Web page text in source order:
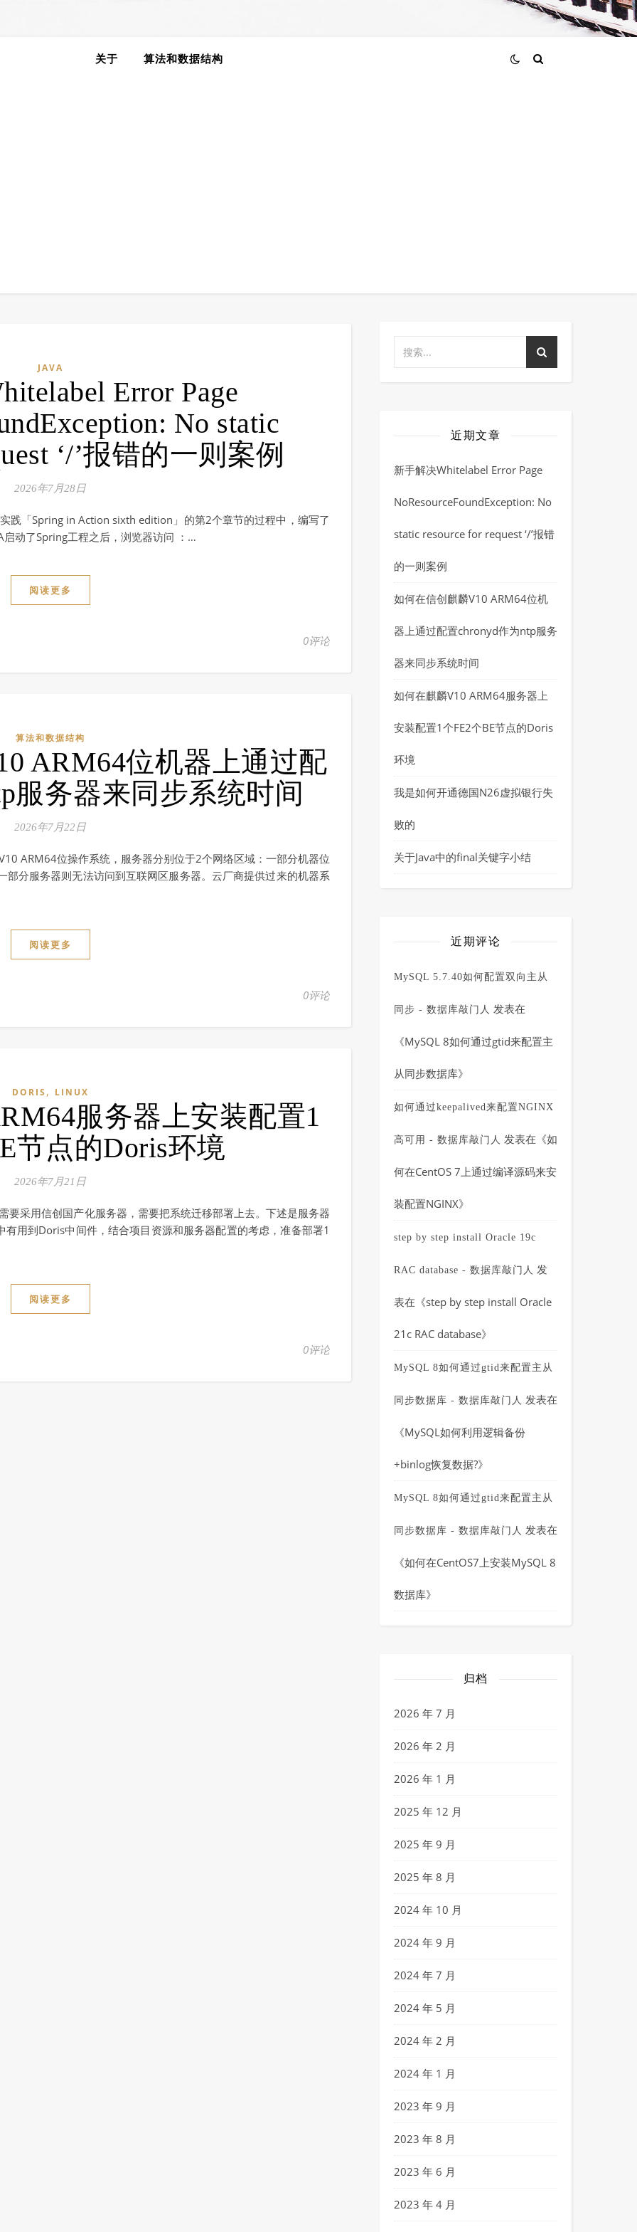
关于 算法和数据结构
JAVA
Error Page
No static
‘/’报错的一则案例
2026年7月28日
践「Spring in Action sixth edition」的第2个章节的过程中，编写了
动了Spring工程之后，浏览器访问 ：…
阅读更多
0评论
算法和数据结构
ARM64位机器上通过配
服务器来同步系统时间
2026年7月22日
ARM64位操作系统，服务器分别位于2个网络区域：一部分机器位
部分服务器则无法访问到互联网区服务器。云厂商提供过来的机器系
阅读更多
0评论
DORIS , LINUX
服务器上安装配置1
节点的Doris环境
2026年7月21日
要采用信创国产化服务器，需要把系统迁移部署上去。下述是服务器
用到Doris中间件，结合项目资源和服务器配置的考虑，准备部署1
阅读更多
0评论
近期文章
新手解决Whitelabel Error Page
NoResourceFoundException: No
static resource for request ‘/’报错
的一则案例
如何在信创麒麟V10 ARM64位机
器上通过配置chronyd作为ntp服务
器来同步系统时间
如何在麒麟V10 ARM64服务器上
安装配置1个FE2个BE节点的Doris
环境
我是如何开通德国N26虚拟银行失
败的
关于Java中的final关键字小结
近期评论
MySQL 5.7.40如何配置双向主从
同步 - 数据库敲门人 发表在
《MySQL 8如何通过gtid来配置主
从同步数据库》
如何通过keepalived来配置NGINX
高可用 - 数据库敲门人 发表在《如
何在CentOS 7上通过编译源码来安
装配置NGINX》
step by step install Oracle 19c
RAC database - 数据库敲门人 发
表在《step by step install Oracle
21c RAC database》
MySQL 8如何通过gtid来配置主从
同步数据库 - 数据库敲门人 发表在
《MySQL如何利用逻辑备份
+binlog恢复数据?》
MySQL 8如何通过gtid来配置主从
同步数据库 - 数据库敲门人 发表在
《如何在CentOS7上安装MySQL 8
数据库》
归档
2026 年 7 月
2026 年 2 月
2026 年 1 月
2025 年 12 月
2025 年 9 月
2025 年 8 月
2024 年 10 月
2024 年 9 月
2024 年 7 月
2024 年 5 月
2024 年 2 月
2024 年 1 月
2023 年 9 月
2023 年 8 月
2023 年 6 月
2023 年 4 月